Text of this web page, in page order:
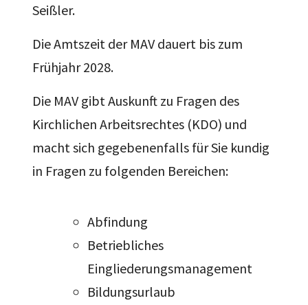
Seißler.
Die Amtszeit der MAV dauert bis zum
Frühjahr 2028.
Die MAV gibt Auskunft zu Fragen des
Kirchlichen Arbeitsrechtes (KDO) und
macht sich gegebenenfalls für Sie kundig
in Fragen zu folgenden Bereichen:
Abfindung
Betriebliches
Eingliederungsmanagement
Bildungsurlaub